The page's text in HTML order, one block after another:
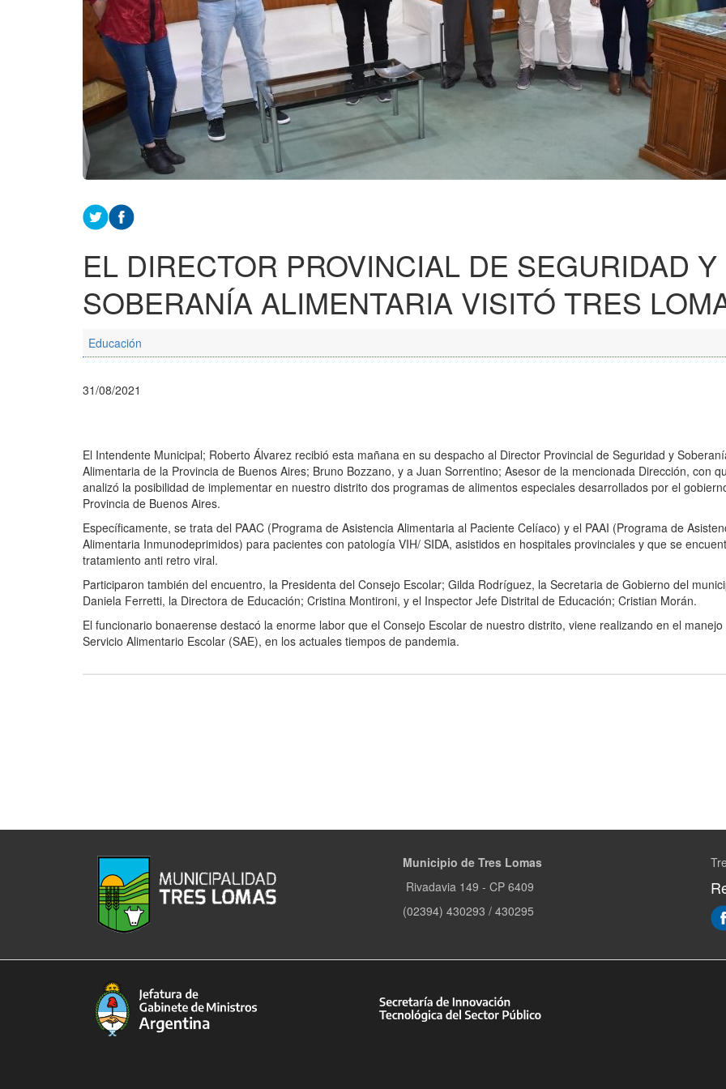
EL DIRECTOR PROVINCIAL DE SEGURIDAD Y
SOBERANÍA ALIMENTARIA VISITÓ TRES
Educación
31/08/2021
El Intendente Municipal; Roberto Álvarez recibió esta mañana en su despacho al Director Provincial de Seguridad y
Alimentaria de la Provincia de Buenos Aires; Bruno Bozzano, y a Juan Sorrentino; Asesor de la mencionada Dirección, con
analizó la posibilidad de implementar en nuestro distrito dos programas de alimentos especiales desarrollados por el
Provincia de Buenos Aires.
Específicamente, se trata del PAAC (Programa de Asistencia Alimentaria al Paciente Celíaco) y el PAAI (Programa de
Alimentaria Inmunodeprimidos) para pacientes con patología VIH/ SIDA, asistidos en hospitales provinciales y que se
tratamiento anti retro viral.
Participaron también del encuentro, la Presidenta del Consejo Escolar; Gilda Rodríguez, la Secretaria de Gobierno del
Daniela Ferretti, la Directora de Educación; Cristina Montironi, y el Inspector Jefe Distrital de Educación; Cristian Morán.
El funcionario bonaerense destacó la enorme labor que el Consejo Escolar de nuestro distrito, viene realizando en el manejo
Servicio Alimentario Escolar (SAE), en los actuales tiempos de pandemia.
Municipio de Tres Lomas
Rivadavia 149 - CP 6409
(02394) 430293 / 430295